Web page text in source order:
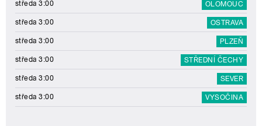
středa 3:00 OLOMOUC
středa 3:00 OSTRAVA
středa 3:00 PLZEŇ
středa 3:00 STŘEDNÍ ČECHY
středa 3:00 SEVER
středa 3:00 VYSOČINA